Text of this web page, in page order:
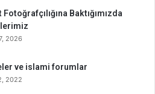
Baktığımızda
2026
ve islami forumlar
2022